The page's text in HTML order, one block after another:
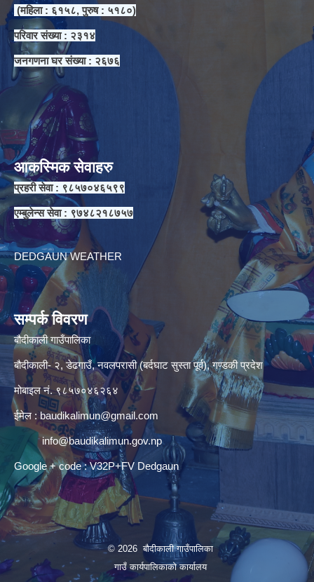
(महिला : ६१५८, पुरुष : ५१८०)
परिवार संख्या : २३१४
जनगणना घर संख्या : २६७६
आकस्मिक सेवाहरु
प्रहरी सेवा : ९८५७०४६५९९
एम्बुलेन्स सेवा : ९७४८२१८७५७
DEDGAUN WEATHER
सम्पर्क विवरण
बौदीकाली गाउँपालिका
बौदीकाली- २, डेढगाउँ, नवलपरासी (बर्दघाट सुस्ता पूर्व), गण्डकी प्रदेश
मोबाइल नं. ९८५७०४६२६४
ईमेल : baudikalimun@gmail.com
info@baudikalimun.gov.np
Google + code : V32P+FV Dedgaun
© 2026 बौदीकाली गाउँपालिका
गाउँ कार्यपालिकाको कार्यालय